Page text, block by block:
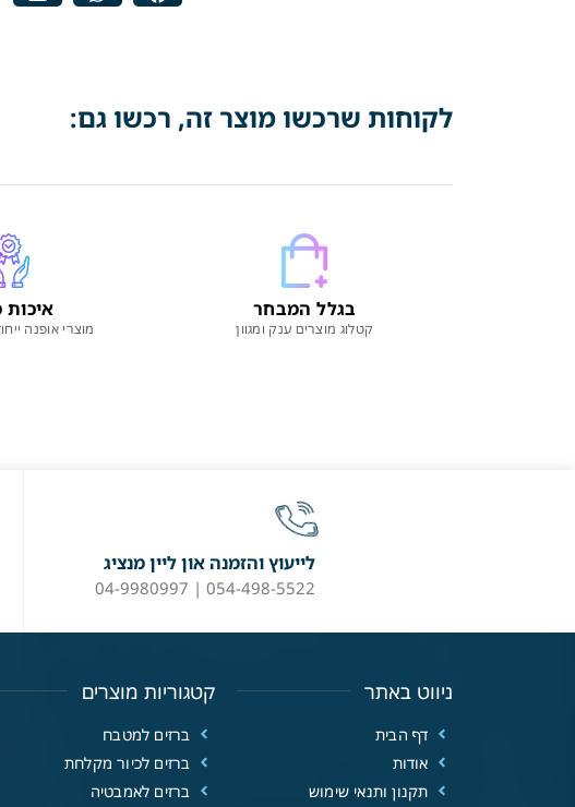
לקוחות שרכשו מוצר זה, רכשו גם:
בגלל המבחר
קטלוג מוצרים ענק ומגוון
איכות
מוצרי אופנה
לייעוץ והזמנה און ליין מנציג
054-498-5522 | 04-9980997
ניווט באתר
דף הבית
אודות
תקנון ותנאי שימוש
קטגוריות מוצרים
ברזים למטבח
ברזים לכיור מקלחת
ברזים לאמבטיה